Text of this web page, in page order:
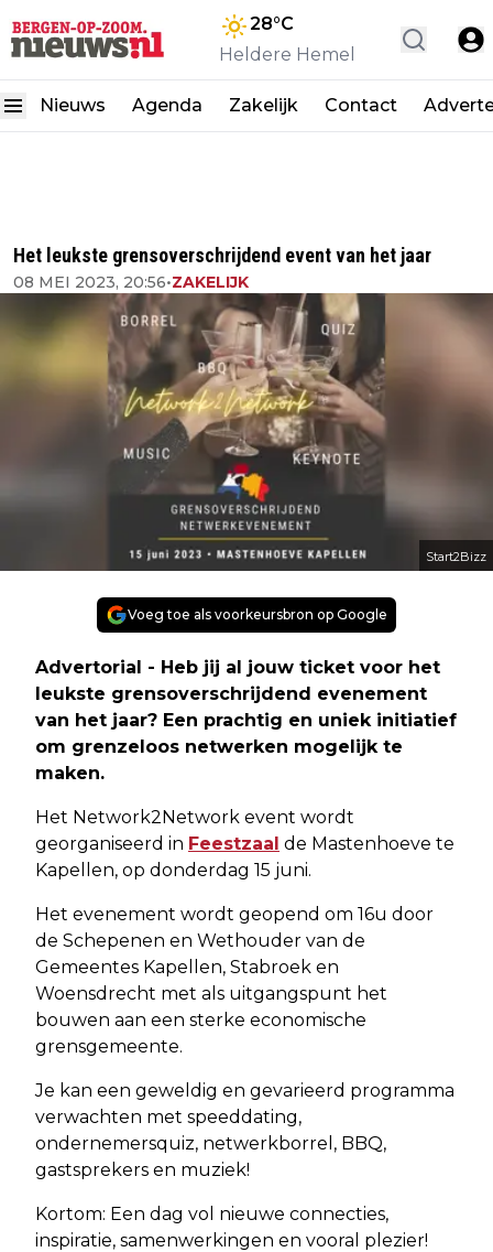
28°C
Heldere Hemel
Nieuws Agenda Zakelijk Contact
Het leukste grensoverschrijdend event van het jaar
08 MEI 2023, 20:56•ZAKELIJK
Start2Bizz
Voeg toe als voorkeursbron op Google
Advertorial - Heb jij al jouw ticket voor het
leukste grensoverschrijdend evenement
van het jaar? Een prachtig en uniek initiatief
om grenzeloos netwerken mogelijk te
maken.
Het Network2Network event wordt
georganiseerd in Feestzaal de Mastenhoeve te
Kapellen, op donderdag 15 juni.
Het evenement wordt geopend om 16u door
de Schepenen en Wethouder van de
Gemeentes Kapellen, Stabroek en
Woensdrecht met als uitgangspunt het
bouwen aan een sterke economische
grensgemeente.
Je kan een geweldig en gevarieerd programma
verwachten met speeddating,
ondernemersquiz, netwerkborrel, BBQ,
gastsprekers en muziek!
Kortom: Een dag vol nieuwe connecties,
inspiratie, samenwerkingen en vooral plezier!